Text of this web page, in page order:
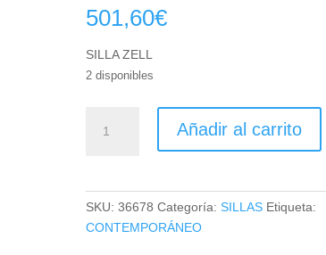
501,60€
SILLA ZELL
2 disponibles
ZELL
Añadir al carrito
SKU:36678 Categoría:SILLAS Etiqueta:
CONTEMPORÁNEO